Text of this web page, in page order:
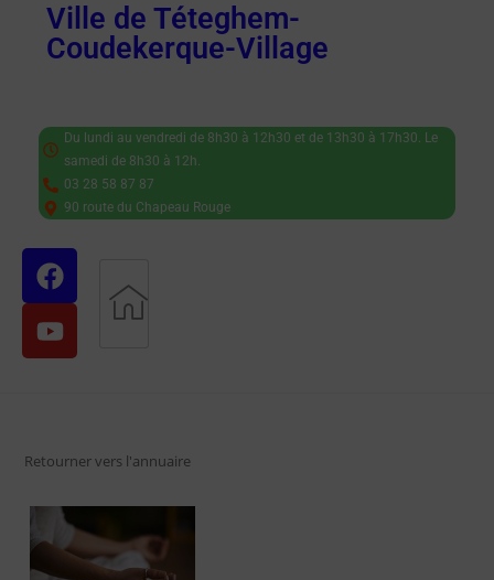
Ville de Téteghem-
Coudekerque-Village
Du lundi au vendredi de 8h30 à 12h30 et de 13h30 à 17h30. Le
samedi de 8h30 à 12h.
03 28 58 87 87
90 route du Chapeau Rouge
Retourner vers l'annuaire